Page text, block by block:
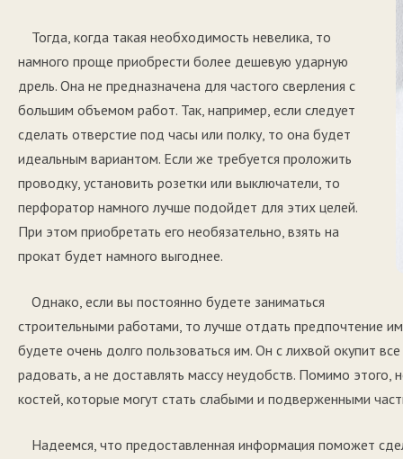
Тогда, когда такая необходимость невелика, то
намного проще приобрести более дешевую ударную
дрель. Она не предназначена для частого сверления с
большим объемом работ. Так, например, если следует
сделать отверстие под часы или полку, то она будет
идеальным вариантом. Если же требуется проложить
проводку, установить розетки или выключатели, то
перфоратор намного лучше подойдет для этих целей.
При этом приобретать его необязательно, взять на
прокат будет намного выгоднее.
Однако, если вы постоянно будете заниматься
строительными работами, то лучше отдать предпочтение
будете очень долго пользоваться им. Он с лихвой окупит
радовать, а не доставлять массу неудобств. Помимо этого,
костей, которые могут стать слабыми и подверженными
Надеемся, что предоставленная информация поможет